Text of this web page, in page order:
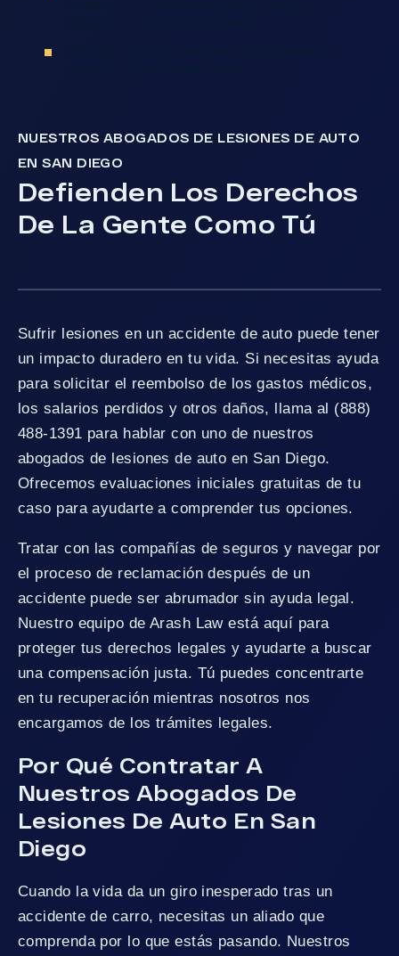
NUESTROS ABOGADOS DE LESIONES DE AUTO
EN SAN DIEGO
Defienden Los Derechos
De La Gente Como Tú
Sufrir lesiones en un accidente de auto puede tener
un impacto duradero en tu vida. Si necesitas ayuda
para solicitar el reembolso de los gastos médicos,
los salarios perdidos y otros daños, llama al (888)
488-1391 para hablar con uno de nuestros
abogados de lesiones de auto en San Diego.
Ofrecemos evaluaciones iniciales gratuitas de tu
caso para ayudarte a comprender tus opciones.
Tratar con las compañías de seguros y navegar por
el proceso de reclamación después de un
accidente puede ser abrumador sin ayuda legal.
Nuestro equipo de Arash Law está aquí para
proteger tus derechos legales y ayudarte a buscar
una compensación justa. Tú puedes concentrarte
en tu recuperación mientras nosotros nos
encargamos de los trámites legales.
Por Qué Contratar A
Nuestros Abogados De
Lesiones De Auto En San
Diego
Cuando la vida da un giro inesperado tras un
accidente de carro, necesitas un aliado que
comprenda por lo que estás pasando. Nuestros